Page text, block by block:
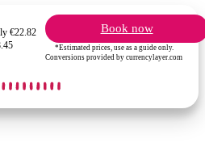
€22.82
Book now
*Estimated prices, use as a guide only.
Conversions provided by currencylayer.com